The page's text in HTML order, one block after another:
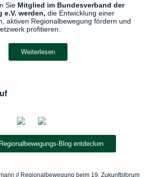
Sie Mitglied im Bundesverband der
e.V. werden, die Entwicklung einer
aktiven Regionalbewegung fördern und
profitieren.
Weiterlesen
Blog entdecken
// Regionalbewegung beim 19. Zukunftsforum